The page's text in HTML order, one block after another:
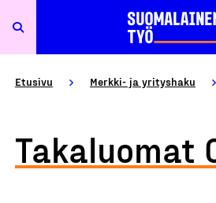
Etusivu Merkki- ja yrityshaku
Takaluomat